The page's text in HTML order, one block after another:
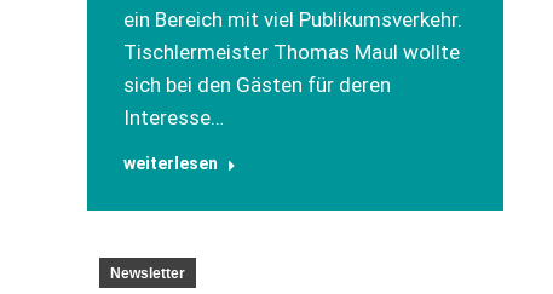
ein Bereich mit viel Publikumsverkehr.
Tischlermeister Thomas Maul wollte
sich bei den Gästen für deren
Interesse…
weiterlesen
Newsletter